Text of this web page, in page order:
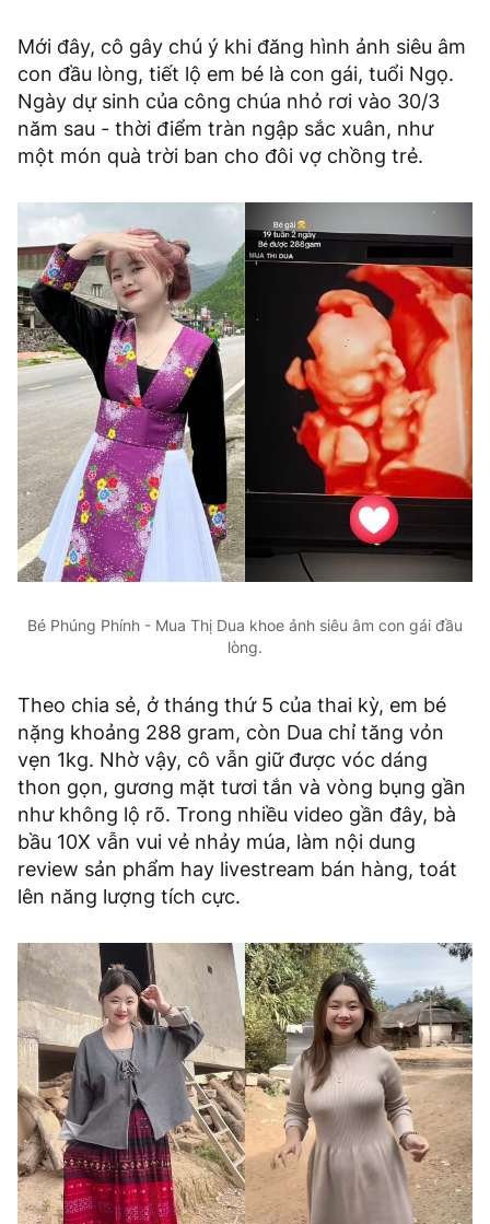
Mới đây, cô gây chú ý khi đăng hình ảnh siêu âm
con đầu lòng, tiết lộ em bé là con gái, tuổi Ngọ.
Ngày dự sinh của công chúa nhỏ rơi vào 30/3
năm sau - thời điểm tràn ngập sắc xuân, như
một món quà trời ban cho đôi vợ chồng trẻ.
Bé Phúng Phính - Mua Thị Dua khoe ảnh siêu âm con gái đầu
lòng.
Theo chia sẻ, ở tháng thứ 5 của thai kỳ, em bé
nặng khoảng 288 gram, còn Dua chỉ tăng vỏn
vẹn 1kg. Nhờ vậy, cô vẫn giữ được vóc dáng
thon gọn, gương mặt tươi tắn và vòng bụng gần
như không lộ rõ. Trong nhiều video gần đây, bà
bầu 10X vẫn vui vẻ nhảy múa, làm nội dung
review sản phẩm hay livestream bán hàng, toát
lên năng lượng tích cực.